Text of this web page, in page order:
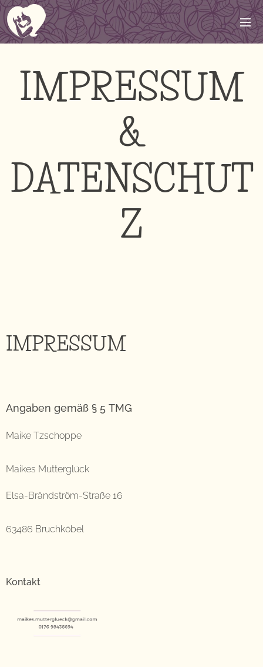
IMPRESSUM
&
DATENSCHUT
Z
IMPRESSUM
Angaben gemäß § 5 TMG
Maike Tzschoppe
Maikes Mutterglück
Elsa-Brändström-Straße 16
63486 Bruchköbel
Kontakt